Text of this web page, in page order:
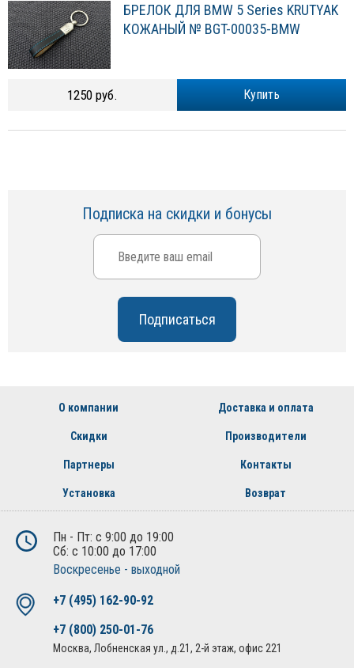
БРЕЛОК ДЛЯ BMW 5 Series KRUTYAK
КОЖАНЫЙ № BGT-00035-BMW
Купить
1250 руб.
Подписка на скидки и бонусы
О компании Доставка и оплата
Скидки Производители
Партнеры Контакты
Установка Возврат
Пн - Пт: с 9:00 до 19:00
Сб: с 10:00 до 17:00
Воскресенье - выходной
+7 (495) 162-90-92
+7 (800) 250-01-76
Москва, Лобненская ул., д.21, 2-й этаж, офис 221